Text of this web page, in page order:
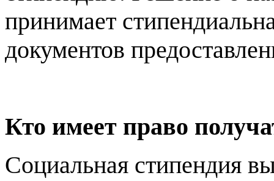
принимает
документов
Кто имеет право
Социальная стипендия